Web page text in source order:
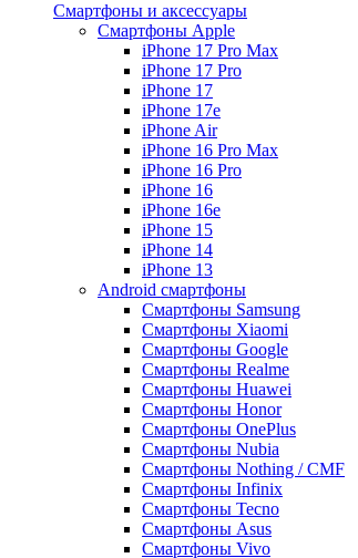
Смартфоны и аксессуары
Смартфоны Apple
iPhone 17 Pro Max
iPhone 17 Pro
iPhone 17
iPhone 17e
iPhone Air
iPhone 16 Pro Max
iPhone 16 Pro
iPhone 16
iPhone 16e
iPhone 15
iPhone 14
iPhone 13
Android cмартфоны
Смартфоны Samsung
Смартфоны Xiaomi
Смартфоны Google
Смартфоны Realme
Смартфоны Huawei
Смартфоны Honor
Смартфоны OnePlus
Смартфоны Nubia
Смартфоны Nothing / CMF
Смартфоны Infinix
Смартфоны Tecno
Смартфоны Asus
Смартфоны Vivo